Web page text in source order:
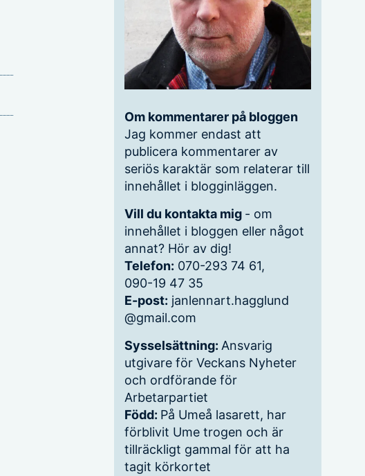
Om kommentarer på bloggen
Jag kommer endast att
publicera kommentarer av
seriös karaktär som relaterar till
innehållet i blogginläggen.
Vill du kontakta mig - om
innehållet i bloggen eller något
annat? Hör av dig!
Telefon: 070-293 74 61,
090-19 47 35
E-post: janlennart.hagglund
@gmail.com
Sysselsättning: Ansvarig
utgivare för Veckans Nyheter
och ordförande för
Arbetarpartiet
Född: På Umeå lasarett, har
förblivit Ume trogen och är
tillräckligt gammal för att ha
tagit körkortet